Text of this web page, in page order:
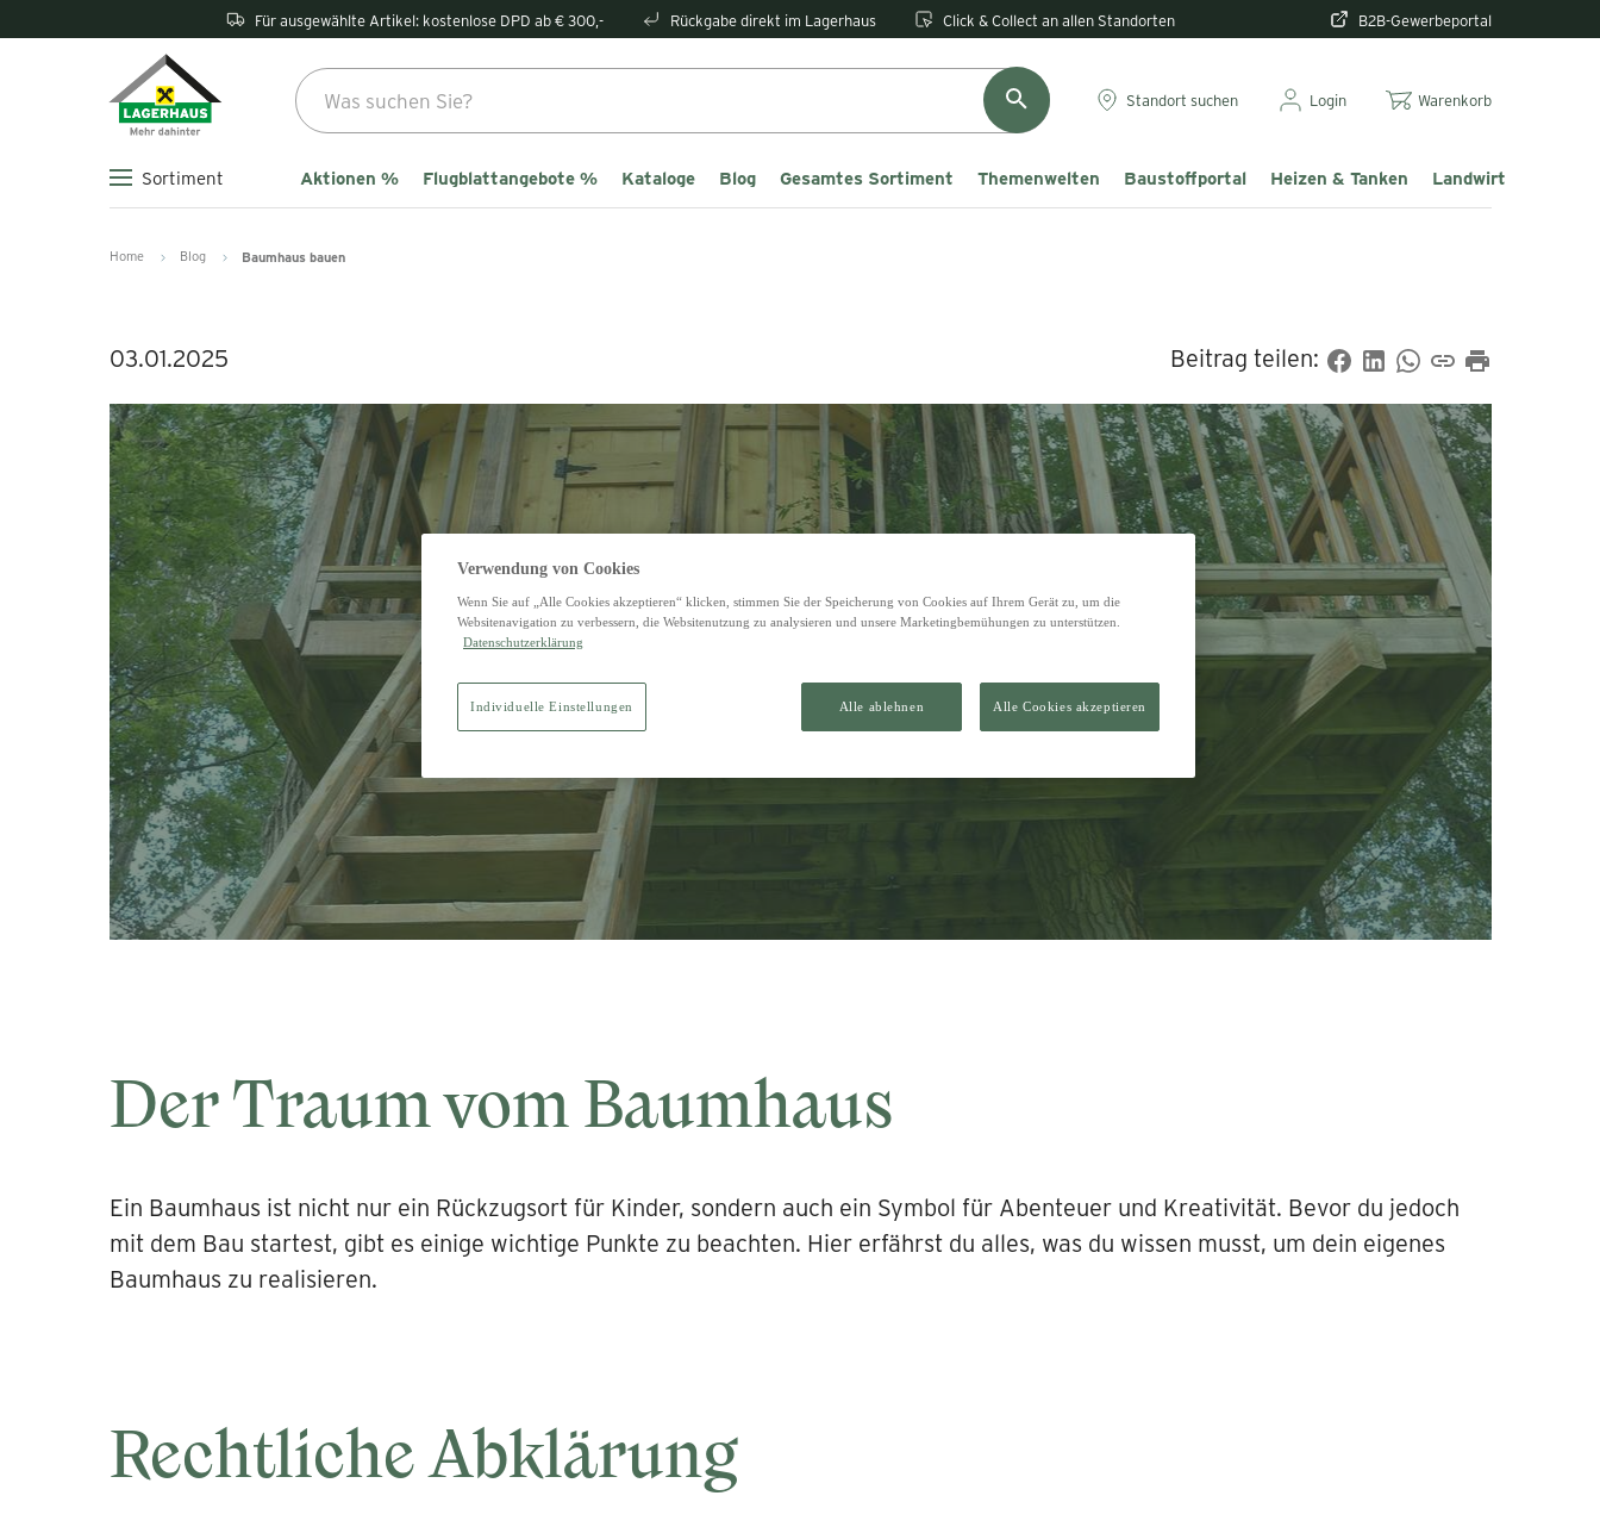
Für ausgewählte Artikel: kostenlose DPD ab € 300,- Rückgabe direkt im Lagerhaus Click & Collect an allen Standorten B2B-Gewerbeportal
Standort suchen Login Warenkorb
Sortiment Aktionen % Flugblattangebote % Kataloge Blog Gesamtes Sortiment Themenwelten Baustoffportal Heizen & Tanken Landwirtschaft &
Home Blog Baumhaus bauen
03.01.2025 Beitrag teilen:
Tipps und Tricks
Ein eigenes Baumhaus bauen
Der Traum vom Baumhaus
Ein Baumhaus ist nicht nur ein Rückzugsort für Kinder, sondern auch ein Symbol für Abenteuer und Kreativität. Bevor du jedoch
mit dem Bau startest, gibt es einige wichtige Punkte zu beachten. Hier erfährst du alles, was du wissen musst, um dein eigenes
Baumhaus zu realisieren.
Rechtliche Abklärung
Verwendung von Cookies
Wenn Sie auf „Alle Cookies akzeptieren“ klicken, stimmen Sie der Speicherung von Cookies auf Ihrem Gerät zu, um die
Websitenavigation zu verbessern, die Websitenutzung zu analysieren und unsere Marketingbemühungen zu unterstützen.
Datenschutzerklärung
Alle ablehnen Alle Cookies akzeptieren
Individuelle Einstellungen